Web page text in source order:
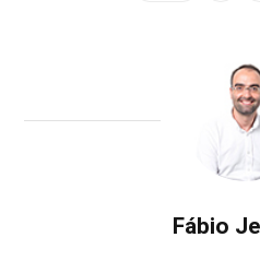
Fábio